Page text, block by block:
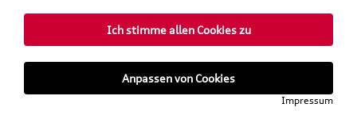
» »
Räder & Reifen Zubehör »
Original Skoda Fabia (III) Radzierkappen /
Ich stimme allen Cookies zu
Anpassen von Cookies
Impressum